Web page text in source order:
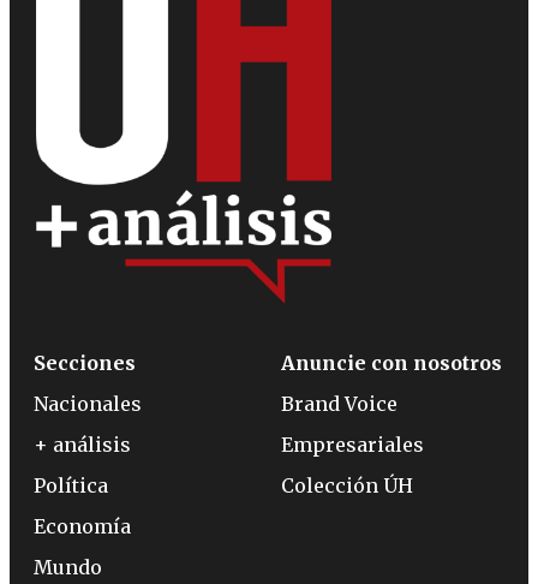
Secciones
Nacionales
+ análisis
Política
Economía
Mundo
Anuncie con nosotros
Brand Voice
Empresariales
Colección ÚH